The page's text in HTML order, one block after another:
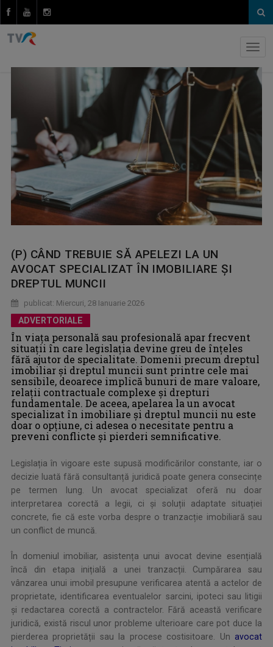
(P) CÂND TREBUIE SĂ APELEZI LA UN
AVOCAT SPECIALIZAT ÎN IMOBILIARE ȘI
DREPTUL MUNCII
publicat: Miercuri, 28 Ianuarie 2026
ADVERTORIALE
În viața personală sau profesională apar frecvent
situații în care legislația devine greu de înțeles
fără ajutor de specialitate. Domenii precum dreptul
imobiliar și dreptul muncii sunt printre cele mai
sensibile, deoarece implică bunuri de mare valoare,
relații contractuale complexe și drepturi
fundamentale. De aceea, apelarea la un avocat
specializat în imobiliare și dreptul muncii nu este
doar o opțiune, ci adesea o necesitate pentru a
preveni conflicte și pierderi semnificative.
Legislația în vigoare este supusă modificărilor constante, iar o
decizie luată fără consultanță juridică poate genera consecințe
pe termen lung. Un avocat specializat oferă nu doar
interpretarea corectă a legii, ci și soluții adaptate situației
concrete, fie că este vorba despre o tranzacție imobiliară sau
un conflict de muncă.
În domeniul imobiliar, asistența unui avocat devine esențială
încă din etapa inițială a unei tranzacții. Cumpărarea sau
vânzarea unui imobil presupune verificarea atentă a actelor de
proprietate, identificarea eventualelor sarcini, ipoteci sau litigii
și redactarea corectă a contractelor. Fără această verificare
juridică, există riscul unor probleme ulterioare care pot duce la
pierderea proprietății sau la procese costisitoare. Un avocat